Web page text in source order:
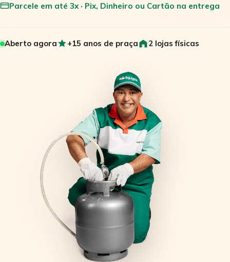
Parcele em até 3x · Pix, Dinheiro ou Cartão na entrega
Aberto agora +15 anos de praça 2 lojas físicas